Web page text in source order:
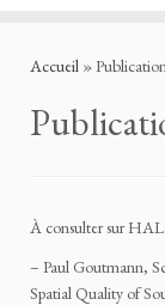
Accueil »
À consulter sur
– Paul Goutmann,
Spatial Quality of